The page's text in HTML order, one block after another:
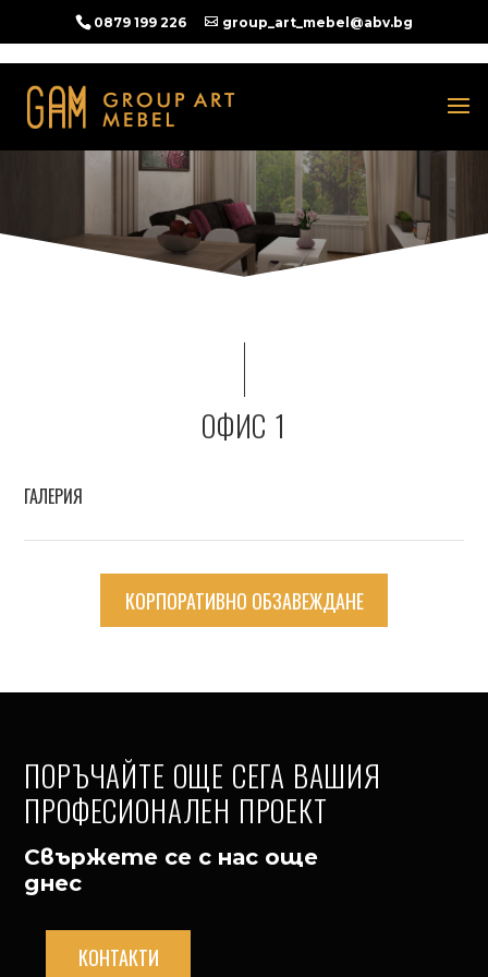
0879 199 226 group_art_mebel@abv.bg
ОФИС 1
ГАЛЕРИЯ
КОРПОРАТИВНО ОБЗАВЕЖДАНЕ
ПОРЪЧАЙТЕ ОЩЕ СЕГА ВАШИЯ
ПРОФЕСИОНАЛЕН ПРОЕКТ
Свържете се с нас още
днес
КОНТАКТИ